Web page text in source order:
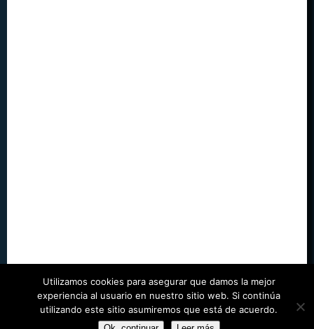
Juegos Run| Designed byWordPress Themes Book
Utilizamos cookies para asegurar que damos la mejor
experiencia al usuario en nuestro sitio web. Si continúa
utilizando este sitio asumiremos que está de acuerdo.